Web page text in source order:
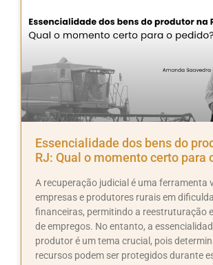
Essencialidade dos bens do
RJ: Qual o momento certo para
A recuperação judicial é uma ferramenta
empresas e produtores rurais em
financeiras, permitindo a reestruturação
de empregos. No entanto, a
produtor é um tema crucial, pois
recursos podem ser protegidos durante